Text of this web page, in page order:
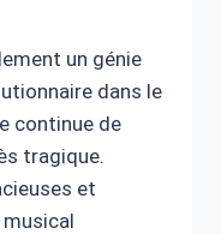
un génie
dans le
continue de
tragique.
et